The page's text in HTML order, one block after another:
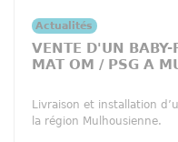
Actualités
VENTE D'UN
MAT OM / PSG A
Livraison et installation
la région Mulhousienne.